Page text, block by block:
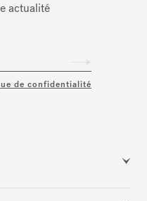
actualité
de confidentialité